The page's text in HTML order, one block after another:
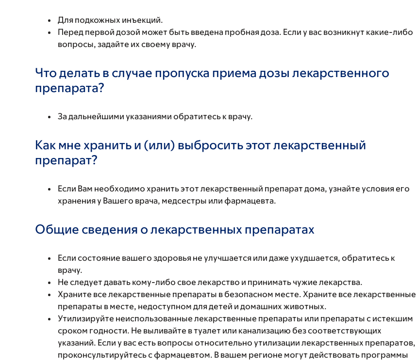
Для подкожных инъекций.
Перед первой дозой может быть введена пробная доза. Если у вас возникнут какие-либо
вопросы, задайте их своему врачу.
Что делать в случае пропуска приема дозы лекарственного
препарата?
За дальнейшими указаниями обратитесь к врачу.
Как мне хранить и (или) выбросить этот лекарственный
препарат?
Если Вам необходимо хранить этот лекарственный препарат дома, узнайте условия его
хранения у Вашего врача, медсестры или фармацевта.
Общие сведения о лекарственных препаратах
Если состояние вашего здоровья не улучшается или даже ухудшается, обратитесь к
врачу.
Не следует давать кому-либо свое лекарство и принимать чужие лекарства.
Храните все лекарственные препараты в безопасном месте. Храните все лекарственные
препараты в месте, недоступном для детей и домашних животных.
Утилизируйте неиспользованные лекарственные препараты или препараты с истекшим
сроком годности. Не выливайте в туалет или канализацию без соответствующих
указаний. Если у вас есть вопросы относительно утилизации лекарственных препаратов,
проконсультируйтесь с фармацевтом. В вашем регионе могут действовать программы